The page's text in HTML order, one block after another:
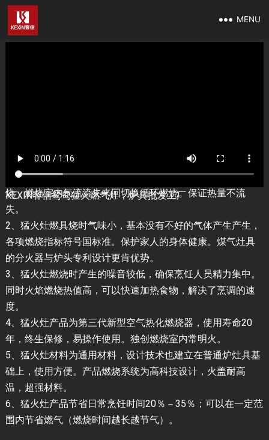
MENU
KEXIN客信鸳鸯猛火燃气灶，炉具批发工厂
1、猛火灶燃烧充分，火力硬度强，火焰为蓝火。空气热化燃
烧，燃烧室内气流流失来回切换循环燃烧。保证热量不流
失。
2、猛火灶燃具烧时气味小，基本没有不好的气体产生产生，
各项燃烧指标符号国标准。保护家人的身体健康。煤气灶具
的分火器与炉头专利设计更肯优势。
3、猛火灶燃烧时产生的噪音较低，确保烹饪人员精力集中。
同时火焰燃烧热值高，可以快速加热食物，解决了烹调的速
度。
4、猛火灶产品为第三代新型空气热化燃烧器，使用寿命20
年，终生保修，易操作使用。独创燃烧室内常明火。
5、猛火灶材料为通用材料，设计技术也建立在普通炉灶具基
础上，使用方便。产品燃烧系统为高科技设计，火盖耐高
温，超强材料。
6、猛火灶产品节省日常烹饪时间20％－35％；可以在一定范
围内节省燃气（燃烧时间越长越节气）。